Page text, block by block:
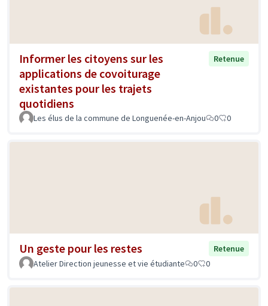
Informer les citoyens sur les
applications de covoiturage
existantes pour les trajets
quotidiens
Retenue
Les élus de la commune de Longuenée-en-Anjou 0 0
Un geste pour les restes
Retenue
Atelier Direction jeunesse et vie étudiante
0 0